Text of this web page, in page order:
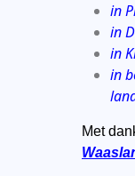
in
in
in
in
Met